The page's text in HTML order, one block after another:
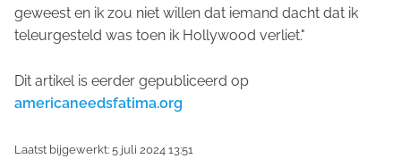
geweest en ik zou niet willen dat iemand dacht dat ik
teleurgesteld was toen ik Hollywood verliet."
Dit artikel is eerder gepubliceerd op
americaneedsfatima.org
Laatst bijgewerkt: 5 juli 2024 13:51